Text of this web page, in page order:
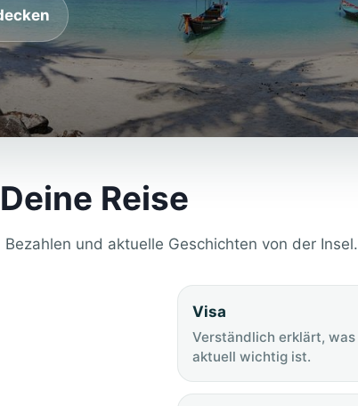
Reise
und aktuelle Geschichten von der Insel.
Visa
Verständlich erklärt, was
aktuell wichtig ist.